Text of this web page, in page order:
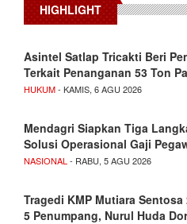
HIGHLIGHT
Asintel Satlap Tricakti Beri
Terkait Penanganan 53 Ton
HUKUM- KAMIS, 6 AGU 2026
Mendagri Siapkan Tiga
Solusi Operasional Gaji
NASIONAL - RABU, 5 AGU 2026
Tragedi KMP Mutiara Sentosa
5 Penumpang, Nurul Huda